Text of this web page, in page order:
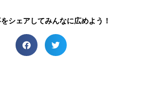
シェアしてみんなに広めよう！